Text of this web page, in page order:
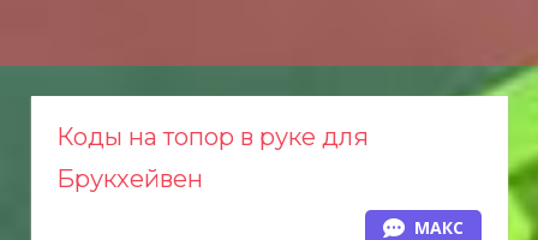
Коды на топор в руке для
Брукхейвен
МАКС